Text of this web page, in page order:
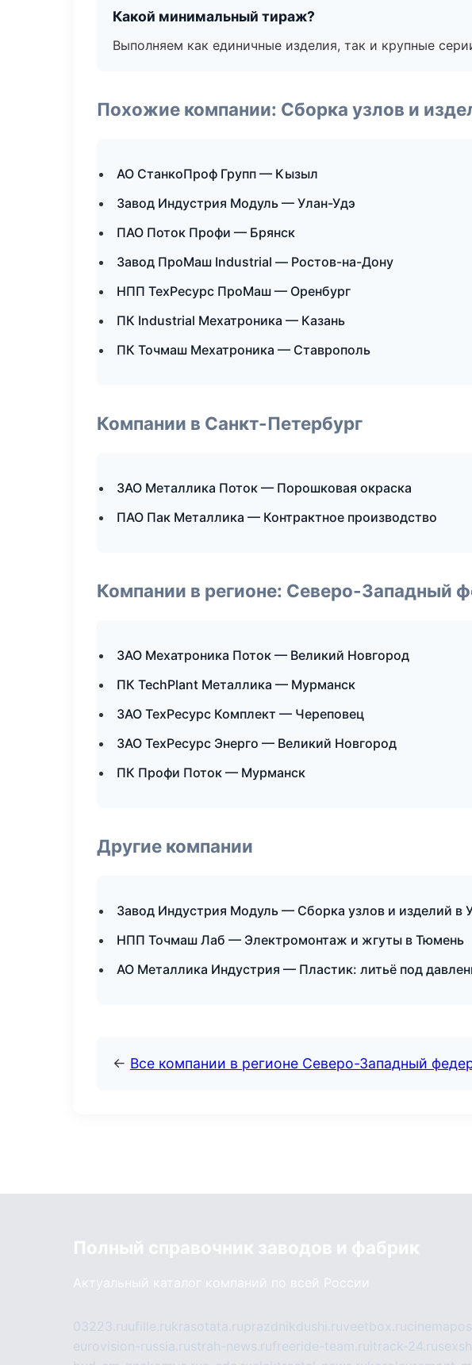
Какой минимальный тираж?
Выполняем как единичные изделия, так и крупные
Похожие компании: Сборка узлов и
АО СтанкоПроф Групп — Кызыл
Завод Индустрия Модуль — Улан-Удэ
ПАО Поток Профи — Брянск
Завод ПроМаш Industrial — Ростов-на-Дону
НПП ТехРесурс ПроМаш — Оренбург
ПК Industrial Мехатроника — Казань
ПК Точмаш Мехатроника — Ставрополь
Компании в Санкт-Петербург
ЗАО Металлика Поток — Порошковая окраска
ПАО Пак Металлика — Контрактное производство
Компании в регионе: Северо-Западный
ЗАО Мехатроника Поток — Великий Новгород
ПК TechPlant Металлика — Мурманск
ЗАО ТехРесурс Комплект — Череповец
ЗАО ТехРесурс Энерго — Великий Новгород
ПК Профи Поток — Мурманск
Другие компании
Завод Индустрия Модуль — Сборка узлов и изделий в
НПП Точмаш Лаб — Электромонтаж и жгуты в Тюмень
АО Металлика Индустрия — Пластик: литьё под
← Все компании в регионе Северо-Западный
Полный справочник заводов и фабрик
Актуальный каталог компаний по всей России
03223.ruufille.rukrasotata.ruprazdnikdushi.ruveetbox.ru
eurovision-russia.rustrah-news.rufreeride-team.ru itrack-24.ru